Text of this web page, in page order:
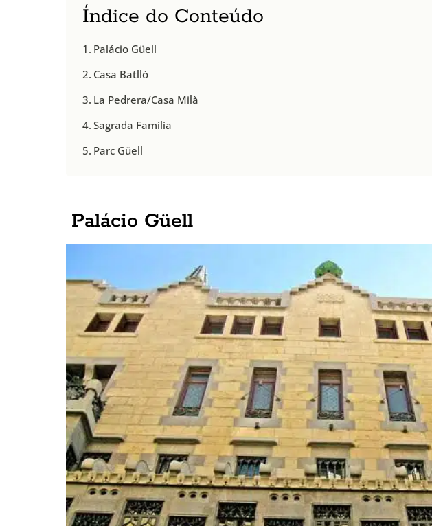
Índice do Conteúdo
Palácio Güell
Casa Batlló
La Pedrera/Casa Milà
Sagrada Família
Parc Güell
Palácio Güell